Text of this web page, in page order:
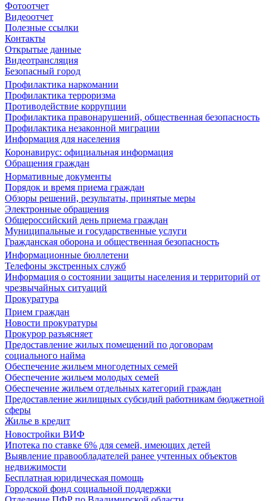
Фотоотчет
Видеоотчет
Полезные ссылки
Контакты
Открытые данные
Видеотрансляция
Безопасный город
Профилактика наркомании
Профилактика терроризма
Противодействие коррупции
Профилактика правонарушений, общественная безопасность
Профилактика незаконной миграции
Информация для населения
Коронавирус: официальная информация
Обращения граждан
Нормативные документы
Порядок и время приема граждан
Обзоры решений, результаты, принятые меры
Электронные обращения
Общероссийский день приема граждан
Муниципальные и государственные услуги
Гражданская оборона и общественная безопасность
Информационные бюллетени
Телефоны экстренных служб
Информация о состоянии защиты населения и территорий от
чрезвычайных ситуаций
Прокуратура
Прием граждан
Новости прокуратуры
Прокурор разъясняет
Предоставление жилых помещений по договорам
социального найма
Обеспечение жильем многодетных семей
Обеспечение жильем молодых семей
Обеспечение жильем отдельных категорий граждан
Предоставление жилищных субсидий работникам бюджетной
сферы
Жилье в кредит
Новостройки ВИФ
Ипотека по ставке 6% для семей, имеющих детей
Выявление правообладателей ранее учтенных объектов
недвижимости
Бесплатная юридическая помощь
Городской фонд социальной поддержки